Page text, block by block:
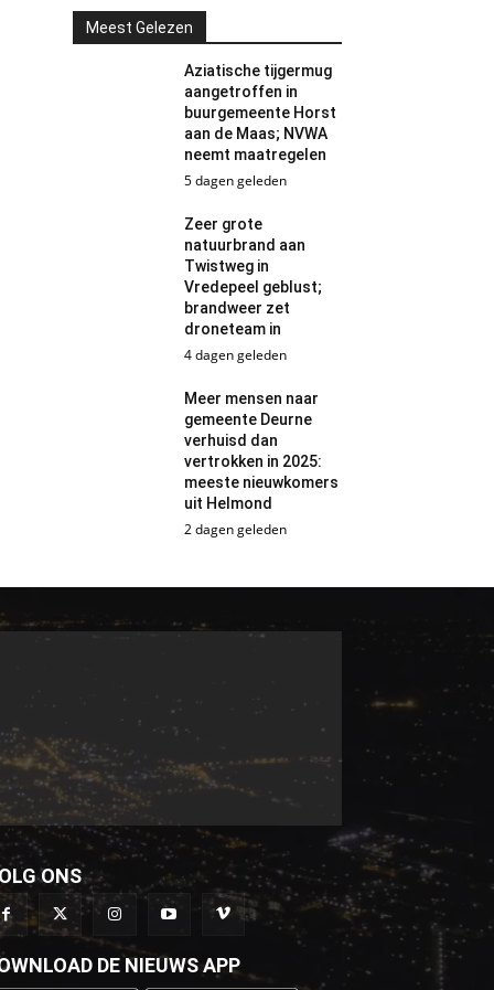
Meest Gelezen
Aziatische tijgermug
aangetroffen in
buurgemeente Horst
aan de Maas; NVWA
neemt maatregelen
5 dagen geleden
Zeer grote
natuurbrand aan
Twistweg in
Vredepeel geblust;
brandweer zet
droneteam in
4 dagen geleden
Meer mensen naar
gemeente Deurne
verhuisd dan
vertrokken in 2025:
meeste nieuwkomers
uit Helmond
2 dagen geleden
ONS
DE NIEUWS APP